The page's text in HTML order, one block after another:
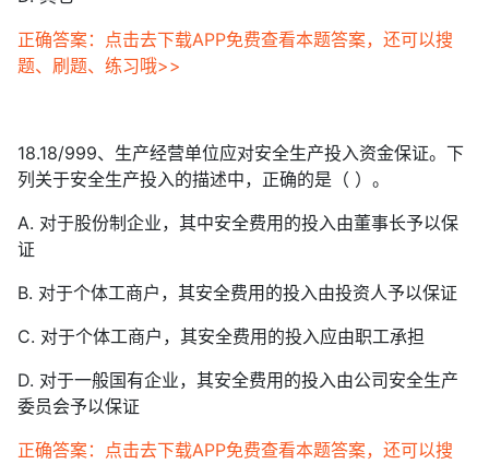
正确答案：点击去下载APP免费查看本题答案，还可以搜
题、刷题、练习哦>>
18.18/999、生产经营单位应对安全生产投入资金保证。下
列关于安全生产投入的描述中，正确的是（ ）。
A. 对于股份制企业，其中安全费用的投入由董事长予以保
证
B. 对于个体工商户，其安全费用的投入由投资人予以保证
C. 对于个体工商户，其安全费用的投入应由职工承担
D. 对于一般国有企业，其安全费用的投入由公司安全生产
委员会予以保证
正确答案：点击去下载APP免费查看本题答案，还可以搜